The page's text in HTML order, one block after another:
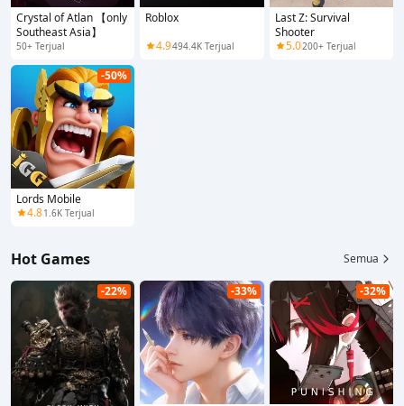
Crystal of Atlan 【only
Southeast Asia】
50+ Terjual
Roblox
4.9494.4K Terjual
Last Z: Survival
Shooter
5.0200+ Terjual
-50%
Lords Mobile
4.81.6K Terjual
Hot Games Semua
-22% -33% -32%